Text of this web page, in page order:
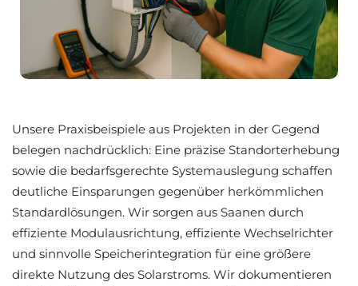
Unsere Praxisbeispiele aus Projekten in der Gegend
belegen nachdrücklich: Eine präzise Standorterhebung
sowie die bedarfsgerechte Systemauslegung schaffen
deutliche Einsparungen gegenüber herkömmlichen
Standardlösungen. Wir sorgen aus Saanen durch
effiziente Modulausrichtung, effiziente Wechselrichter
und sinnvolle Speicherintegration für eine größere
direkte Nutzung des Solarstroms. Wir dokumentieren